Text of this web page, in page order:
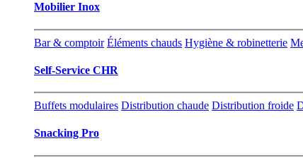
Mobilier Inox
Bar & comptoir Éléments chauds Hygiène & robinetterie
Self-Service CHR
Buffets modulaires Distribution chaude Distribution froide
Snacking Pro